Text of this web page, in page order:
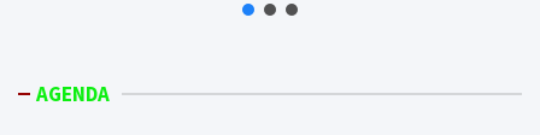
AGENDA